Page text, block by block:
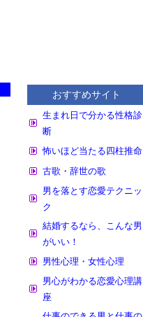
おすすめサイト
生まれ日で分かる性格診
断
怖いほど当たる四柱推命
古歌・辞世の歌
男を落とす恋愛テクニッ
ク
結婚するなら、こんな男
がいい！
男性心理・女性心理
男心がわかる恋愛心理講
座